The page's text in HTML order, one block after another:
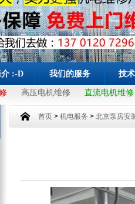
:-D 我们的服务 技
高压电机维修 直流电机维修
首页 > 机电服务 > 北京泵房安